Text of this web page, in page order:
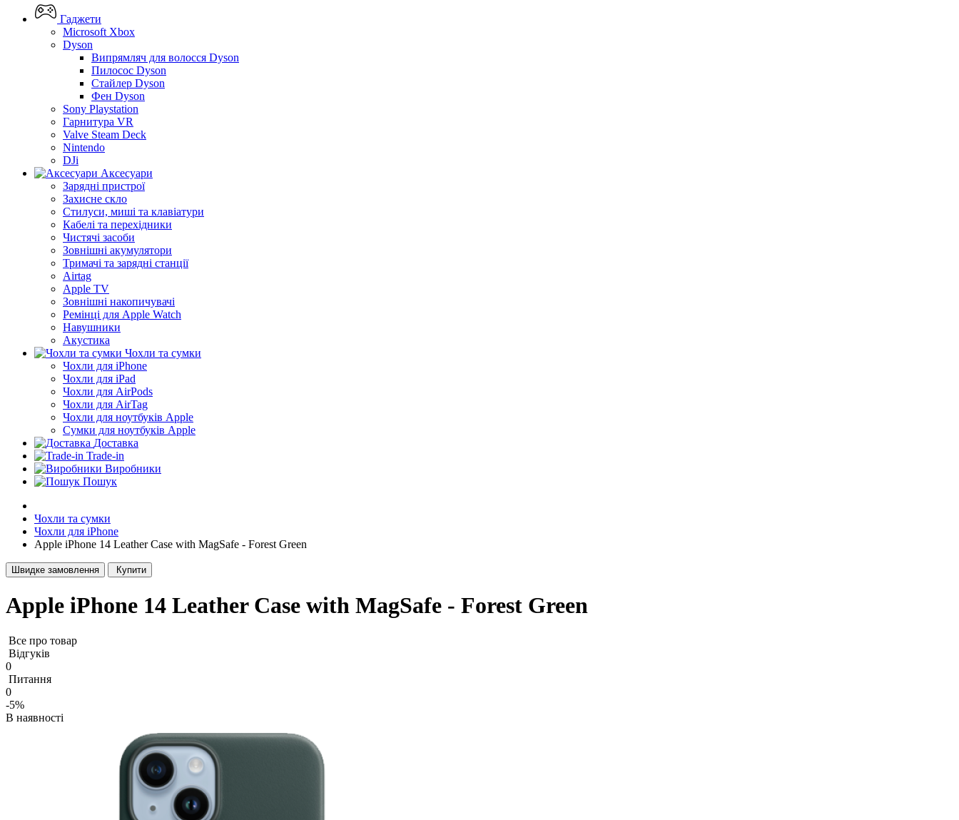
Гаджети
Microsoft Xbox
Dyson
Випрямляч для волосся Dyson
Пилосос Dyson
Стайлер Dyson
Фен Dyson
Sony Playstation
Гарнитура VR
Valve Steam Deck
Nintendo
DJi
Аксесуари
Зарядні пристрої
Захисне скло
Стилуси, миші та клавіатури
Кабелі та перехідники
Чистячі засоби
Зовнішні акумулятори
Тримачі та зарядні станції
Airtag
Apple TV
Зовнішні накопичувачі
Ремінці для Apple Watch
Навушники
Акустика
Чохли та сумки
Чохли для iPhone
Чохли для iPad
Чохли для AirPods
Чохли для AirTag
Чохли для ноутбуків Apple
Сумки для ноутбуків Apple
Доставка
Trade-in
Виробники
Пошук
Чохли та сумки
Чохли для iPhone
Apple iPhone 14 Leather Case with MagSafe - Forest Green
Швидке замовлення Купити
Apple iPhone 14 Leather Case with MagSafe - Forest Green
Все про товар
Відгуків
0
Питання
0
-5%
В наявності